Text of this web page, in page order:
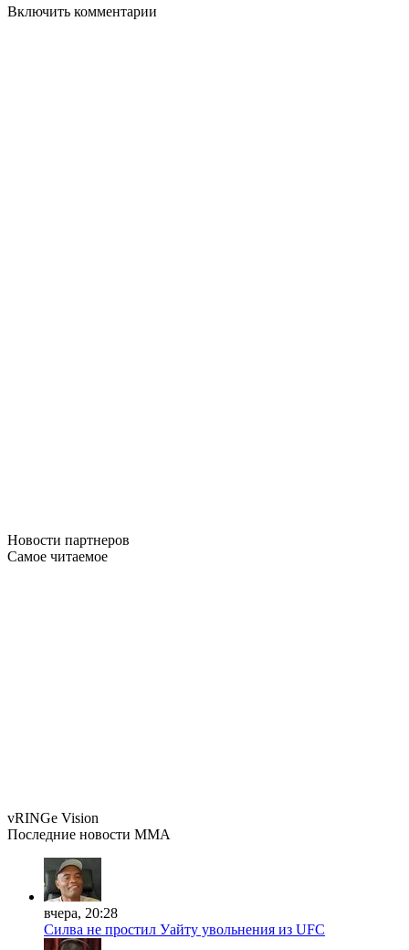
Включить комментарии
Новости партнеров
Самое читаемое
vRINGe Vision
Последние новости MMA
вчера, 20:28
Силва не простил Уайту увольнения из UFC